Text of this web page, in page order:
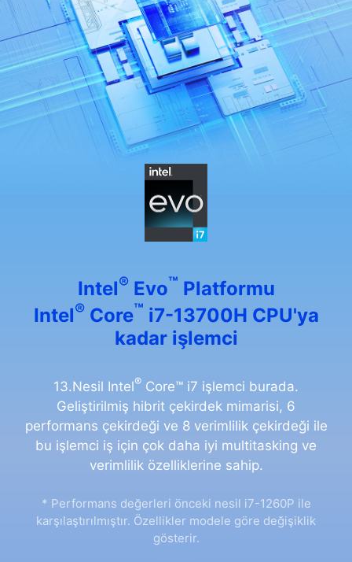
Intel®Evo™ Platformu
Intel®Core™ i7-13700H CPU'ya
kadar işlemci
13.Nesil Intel® Core™ i7 işlemci burada.
Geliştirilmiş hibrit çekirdek mimarisi, 6
performans çekirdeği ve 8 verimlilik çekirdeği ile
bu işlemci iş için çok daha iyi multitasking ve
verimlilik özelliklerine sahip.
* Performans değerleri önceki nesil i7-1260P ile
karşılaştırılmıştır. Özellikler modele göre değişiklik
gösterir.